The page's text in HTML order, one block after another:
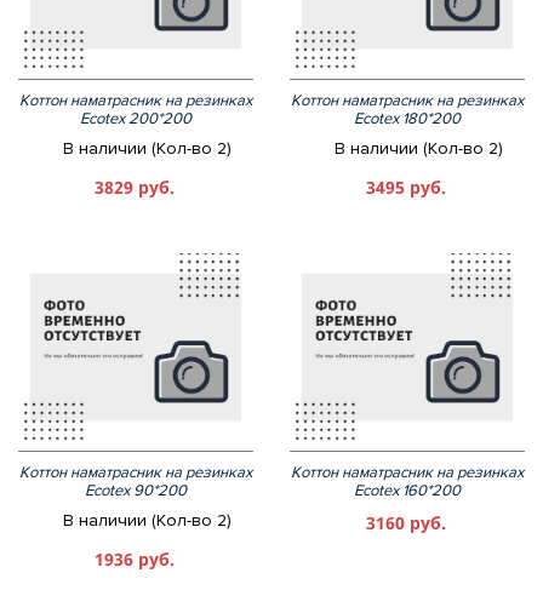
Коттон наматрасник на резинках
Ecotex 200*200
В наличии (Кол-во 2)
3829 руб.
Коттон наматрасник на резинках
Ecotex 180*200
В наличии (Кол-во 2)
3495 руб.
Коттон наматрасник на резинках
Ecotex 90*200
В наличии (Кол-во 2)
1936 руб.
Коттон наматрасник на резинках
Ecotex 160*200
3160 руб.